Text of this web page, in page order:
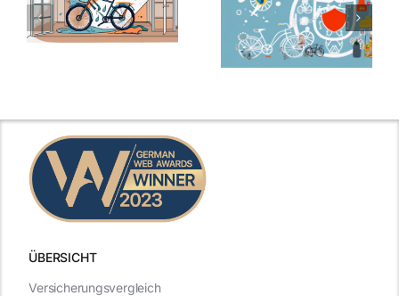
ÜBERSICHT
Versicherungsvergleich